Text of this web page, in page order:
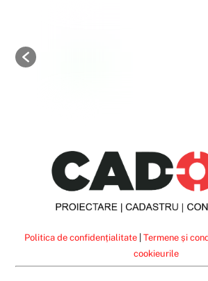
Politica de confidențialitate | Termene și
cookieurile